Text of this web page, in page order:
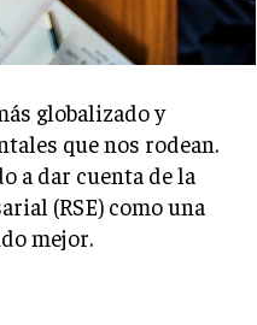
globalizado y
que nos rodean.
a dar cuenta de la
(RSE) como una
mejor.